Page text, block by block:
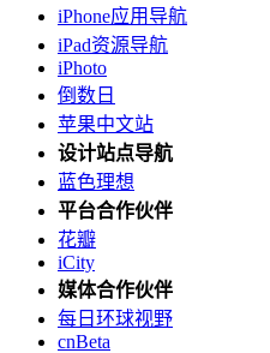
iPhone应用导航
iPad资源导航
iPhoto
倒数日
苹果中文站
设计站点导航
蓝色理想
平台合作伙伴
花瓣
iCity
媒体合作伙伴
每日环球视野
cnBeta